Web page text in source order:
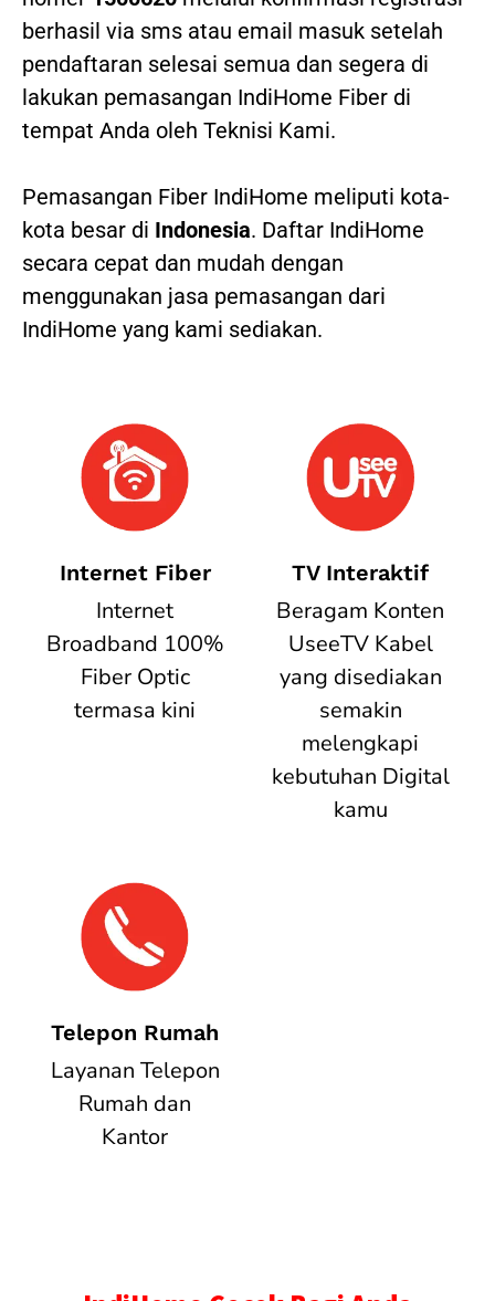
berhasil via sms atau email masuk setelah
pendaftaran selesai semua dan segera di
lakukan pemasangan IndiHome Fiber di
tempat Anda oleh Teknisi Kami.
Pemasangan Fiber IndiHome meliputi kota-
kota besar di Indonesia. Daftar IndiHome
secara cepat dan mudah dengan
menggunakan jasa pemasangan dari
IndiHome yang kami sediakan.
Internet Fiber
Internet
Broadband 100%
Fiber Optic
termasa kini
TV Interaktif
Beragam Konten
UseeTV Kabel
yang disediakan
semakin
melengkapi
kebutuhan Digital
kamu
Telepon Rumah
Layanan Telepon
Rumah dan
Kantor